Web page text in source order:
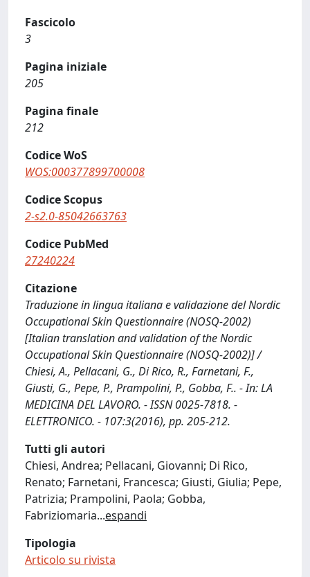
Fascicolo
3
Pagina iniziale
205
Pagina finale
212
Codice WoS
WOS:000377899700008
Codice Scopus
2-s2.0-85042663763
Codice PubMed
27240224
Citazione
Traduzione in lingua italiana e validazione del Nordic
Occupational Skin Questionnaire (NOSQ-2002)
[Italian translation and validation of the Nordic
Occupational Skin Questionnaire (NOSQ-2002)] /
Chiesi, A., Pellacani, G., Di Rico, R., Farnetani, F.,
Giusti, G., Pepe, P., Prampolini, P., Gobba, F.. - In: LA
MEDICINA DEL LAVORO. - ISSN 0025-7818. -
ELETTRONICO. - 107:3(2016), pp. 205-212.
Tutti gli autori
Chiesi, Andrea; Pellacani, Giovanni; Di Rico,
Renato; Farnetani, Francesca; Giusti, Giulia; Pepe,
Patrizia; Prampolini, Paola; Gobba,
Fabriziomaria...espandi
Tipologia
Articolo su rivista